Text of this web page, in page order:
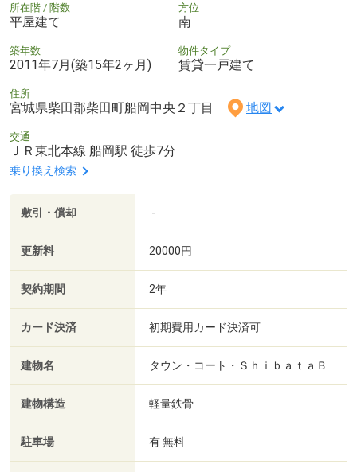
所在階 / 階数
平屋建て
方位
南
築年数
2011年7月(築15年2ヶ月)
物件タイプ
賃貸一戸建て
住所
宮城県柴田郡柴田町船岡中央２丁目 地図
交通
ＪＲ東北本線 船岡駅 徒歩7分
乗り換え検索
敷引・償却 -
更新料 20000円
契約期間 2年
カード決済 初期費用カード決済可
建物名 タウン・コート・ＳｈｉｂａｔａＢ
建物構造 軽量鉄骨
駐車場 有 無料